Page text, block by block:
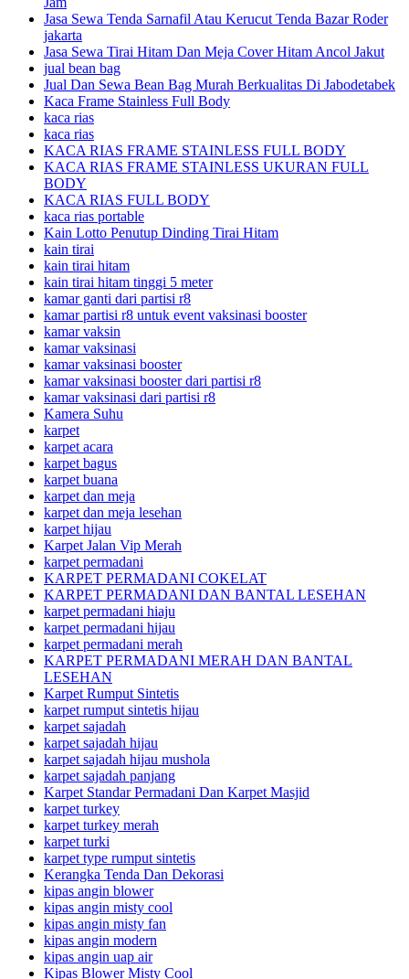
Jasa Sewa Tenda Sarnafil Atau Kerucut Tenda Bazar Roder
jakarta
Jasa Sewa Tirai Hitam Dan Meja Cover Hitam Ancol Jakut
jual bean bag
Jual Dan Sewa Bean Bag Murah Berkualitas Di Jabodetabek
Kaca Frame Stainless Full Body
kaca rias
kaca rias
KACA RIAS FRAME STAINLESS FULL BODY
KACA RIAS FRAME STAINLESS UKURAN FULL
BODY
KACA RIAS FULL BODY
kaca rias portable
Kain Lotto Penutup Dinding Tirai Hitam
kain tirai
kain tirai hitam
kain tirai hitam tinggi 5 meter
kamar ganti dari partisi r8
kamar partisi r8 untuk event vaksinasi booster
kamar vaksin
kamar vaksinasi
kamar vaksinasi booster
kamar vaksinasi booster dari partisi r8
kamar vaksinasi dari partisi r8
Kamera Suhu
karpet
karpet acara
karpet bagus
karpet buana
karpet dan meja
karpet dan meja lesehan
karpet hijau
Karpet Jalan Vip Merah
karpet permadani
KARPET PERMADANI COKELAT
KARPET PERMADANI DAN BANTAL LESEHAN
karpet permadani hiaju
karpet permadani hijau
karpet permadani merah
KARPET PERMADANI MERAH DAN BANTAL
LESEHAN
Karpet Rumput Sintetis
karpet rumput sintetis hijau
karpet sajadah
karpet sajadah hijau
karpet sajadah hijau mushola
karpet sajadah panjang
Karpet Standar Permadani Dan Karpet Masjid
karpet turkey
karpet turkey merah
karpet turki
karpet type rumput sintetis
Kerangka Tenda Dan Dekorasi
kipas angin blower
kipas angin misty cool
kipas angin misty fan
kipas angin modern
kipas angin uap air
Kipas Blower Misty Cool